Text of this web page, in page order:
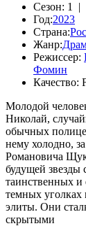
Сезон: 1 |
Год:2023
Страна:
Жанр:
Режиссер:
Фомин
Качество:
Молодой
Николай,
обычных
нему холодно,
Романовича
будущей звезды
таинственных
темных уголках
элиты. Они
скрытыми